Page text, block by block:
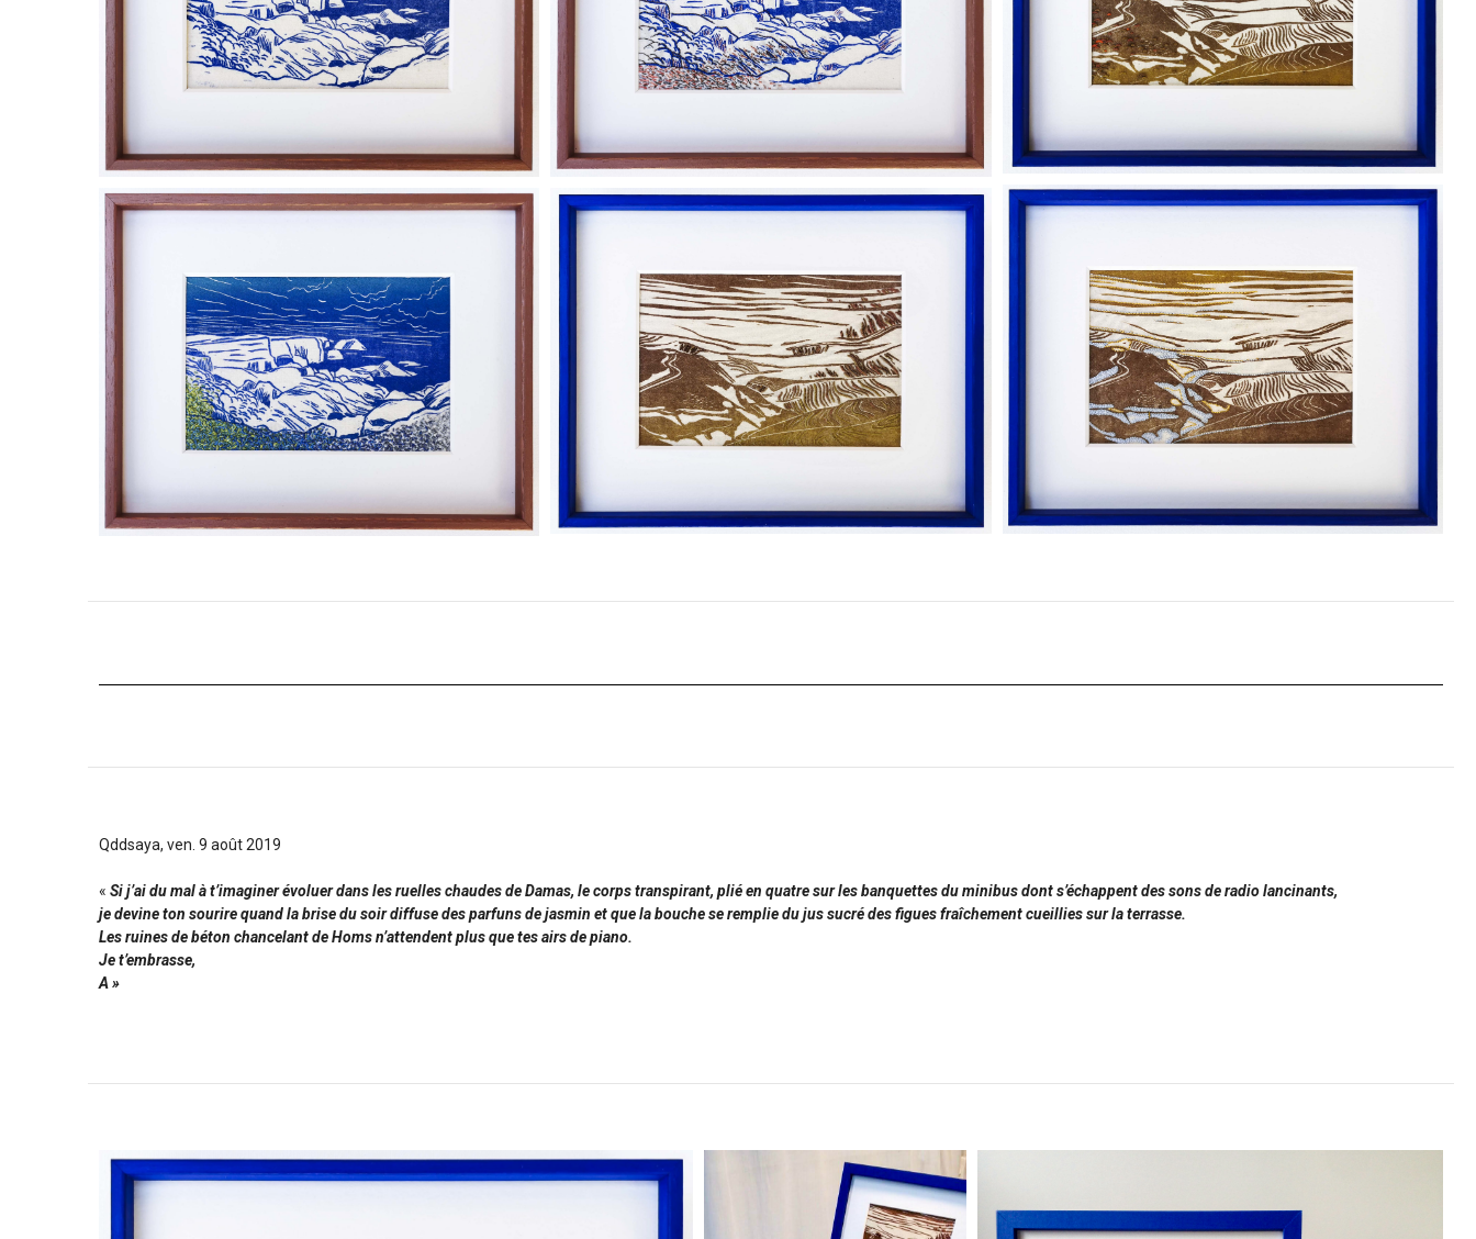
Qddsaya, ven. 9 août 2019
« Si j’ai du mal à t’imaginer évoluer dans les ruelles chaudes de Damas, le corps transpirant, plié en quatre sur les banquettes du minibus dont s’échappent des sons de radio lancinants,
je devine ton sourire quand la brise du soir diffuse des parfuns de jasmin et que la bouche se remplie du jus sucré des figues fraîchement cueillies sur la terrasse.
Les ruines de béton chancelant de Homs n’attendent plus que tes airs de piano.
Je t’embrasse,
A »